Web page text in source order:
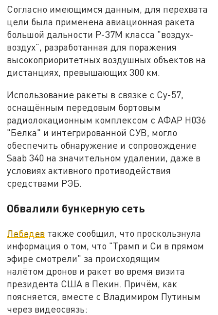
Согласно имеющимся данным, для перехвата
цели была применена авиационная ракета
большой дальности Р-37М класса "воздух-
воздух", разработанная для поражения
высокоприоритетных воздушных объектов на
дистанциях, превышающих 300 км.
Использование ракеты в связке с Су-57,
оснащённым передовым бортовым
радиолокационным комплексом с АФАР Н036
"Белка" и интегрированной СУВ, могло
обеспечить обнаружение и сопровождение
Saab 340 на значительном удалении, даже в
условиях активного противодействия
средствами РЭБ.
Обвалили бункерную сеть
Лебедев также сообщил, что проскользнула
информация о том, что "Трамп и Си в прямом
эфире смотрели" за происходящим
налётом дронов и ракет во время визита
президента США в Пекин. Причём, как
поясняется, вместе с Владимиром Путиным
через видеосвязь: